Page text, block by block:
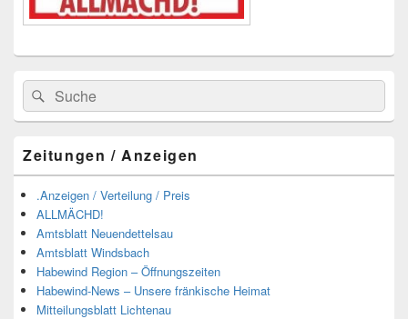
Suchen
nach:
Suchen
Zeitungen / Anzeigen
.Anzeigen / Verteilung / Preis
ALLMÄCHD!
Amtsblatt Neuendettelsau
Amtsblatt Windsbach
Habewind Region – Öffnungszeiten
Habewind-News – Unsere fränkische Heimat
Mitteilungsblatt Lichtenau